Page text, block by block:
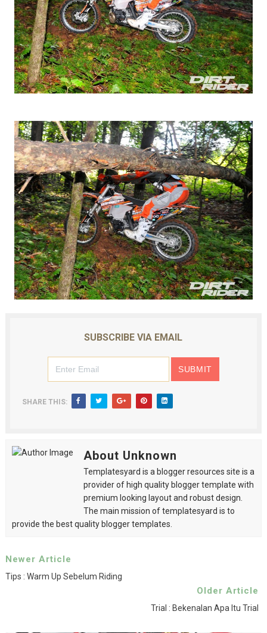
SUBSCRIBE VIA EMAIL
SHARE THIS:
About Unknown
Templatesyard is a blogger resources site is a
provider of high quality blogger template with
premium looking layout and robust design.
The main mission of templatesyard is to
provide the best quality blogger templates.
Newer Article
Tips : Warm Up Sebelum Riding
Older Article
Trial : Bekenalan Apa Itu Trial